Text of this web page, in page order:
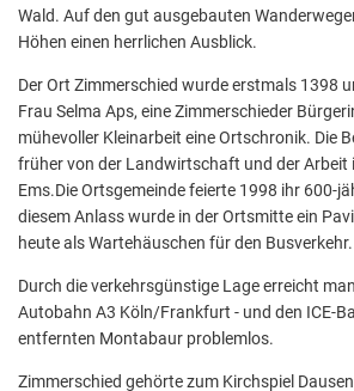
Wald. Auf den gut ausgebauten
Höhen einen herrlichen Ausblick.
Der Ort Zimmerschied wurde erstmals 1398
Frau Selma Aps, eine Zimmerschieder
mühevoller Kleinarbeit eine Ortschronik. Die
früher von der Landwirtschaft und der Arbeit
Ems.Die Ortsgemeinde feierte 1998 ihr 600-
diesem Anlass wurde in der Ortsmitte ein
heute als Wartehäuschen für den Busverkehr.
Durch die verkehrsgünstige Lage erreicht
Autobahn A3 Köln/Frankfurt - und den ICE-
entfernten Montabaur problemlos.
Zimmerschied gehörte zum Kirchspiel